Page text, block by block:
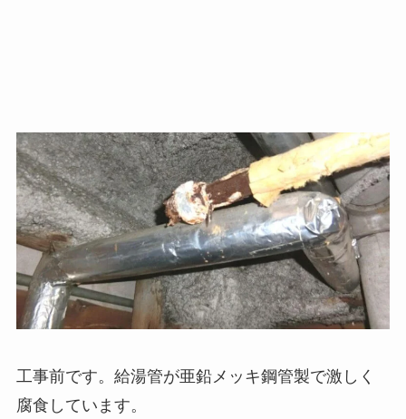
工事前です。給湯管が亜鉛メッキ鋼管製で激しく
腐食しています。